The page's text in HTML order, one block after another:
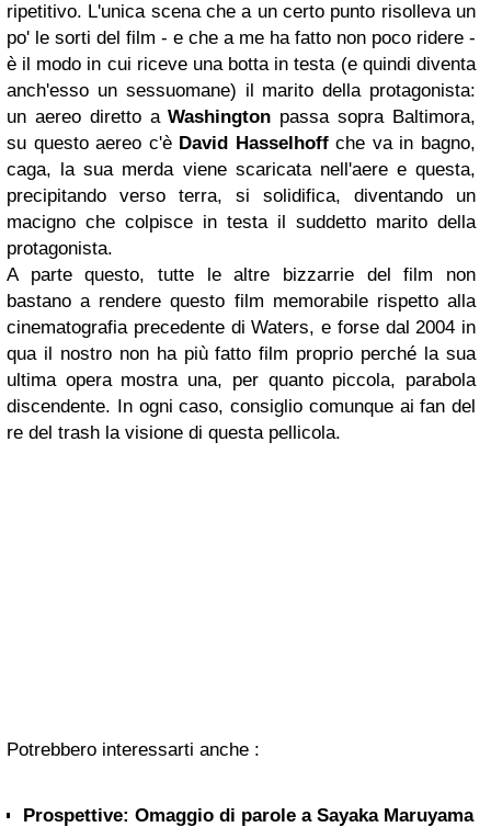
ripetitivo. L'unica scena che a un certo punto risolleva un
po' le sorti del film - e che a me ha fatto non poco ridere -
è il modo in cui riceve una botta in testa (e quindi diventa
anch'esso un sessuomane) il marito della protagonista:
un aereo diretto aWashington passa sopra Baltimora,
su questo aereo c'è David Hasselhoffche va in bagno,
caga, la sua merda viene scaricata nell'aere e questa,
precipitando verso terra, si solidifica, diventando un
macigno che colpisce in testa il suddetto marito della
protagonista.
A parte questo, tutte le altre bizzarrie del film non
bastano a rendere questo film memorabile rispetto alla
cinematografia precedente di Waters, e forse dal 2004 in
qua il nostro non ha più fatto film proprio perché la sua
ultima opera mostra una, per quanto piccola, parabola
discendente. In ogni caso, consiglio comunque ai fan del
re del trash la visione di questa pellicola.
Potrebbero interessarti anche :
Prospettive: Omaggio di parole a Sayaka Maruyama